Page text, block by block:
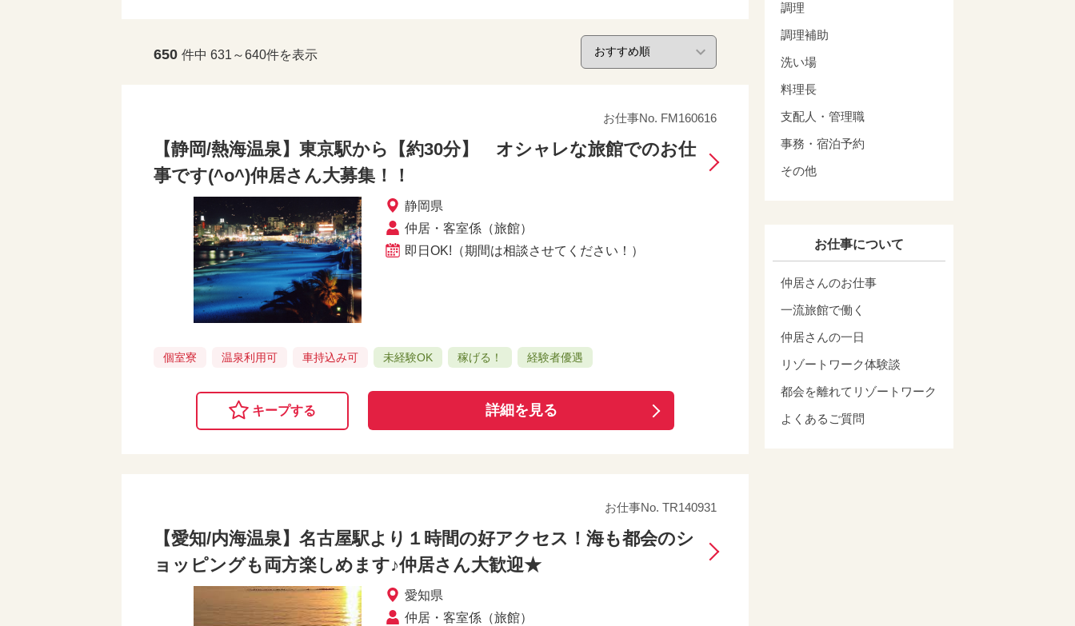
650 件中 631～640件を表示
お仕事No. FM160616
【静岡/熱海温泉】東京駅から【約30分】 オシャレな旅館でのお仕
事です(^o^)仲居さん大募集！！
静岡県
仲居・客室係（旅館）
即日OK!（期間は相談させてください！）
個室寮 温泉利用可 車持込み可 未経験OK 稼げる！ 経験者優遇
キープする 詳細を見る
お仕事No. TR140931
【愛知/内海温泉】名古屋駅より１時間の好アクセス！海も都会のシ
ョッピングも両方楽しめます♪仲居さん大歓迎★
愛知県
仲居・客室係（旅館）
調理
調理補助
洗い場
料理長
支配人・管理職
事務・宿泊予約
その他
お仕事について
仲居さんのお仕事
一流旅館で働く
仲居さんの一日
リゾートワーク体験談
都会を離れてリゾートワーク
よくあるご質問